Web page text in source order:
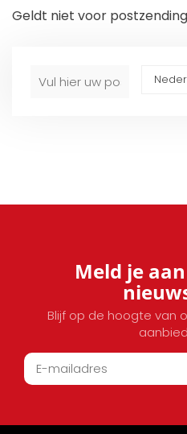
Geldt niet voor
Meld je
Blijf op de hoogte van